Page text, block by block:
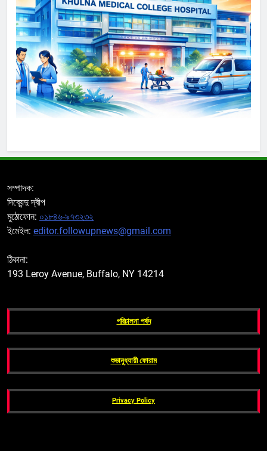
সম্পাদক:
দিব্যেন্দু দ্বীপ
মুঠোফোন: ০১৮৪৬-৯৭৩২৩২
ইমেইল: editor.followupnews@gmail.com
ঠিকানা:
193 Leroy Avenue, Buffalo, NY 14214
পরিচালনা পর্ষদ
শুভানুধ্যায়ী ফোরাম
Privacy Policy